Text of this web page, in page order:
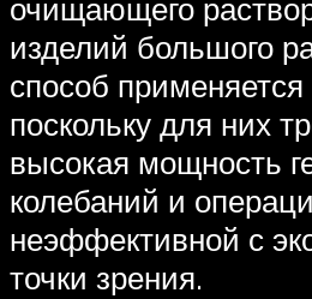
очищающего
изделий большого
способ применяется
поскольку для них
высокая мощность
колебаний и
неэффективной с
точки зрения.